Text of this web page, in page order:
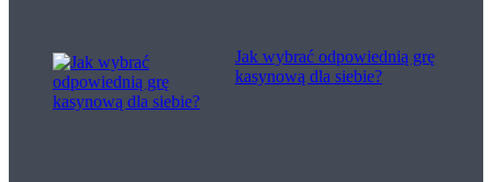
Jak wybrać odpowiednią grę
kasynową dla siebie?